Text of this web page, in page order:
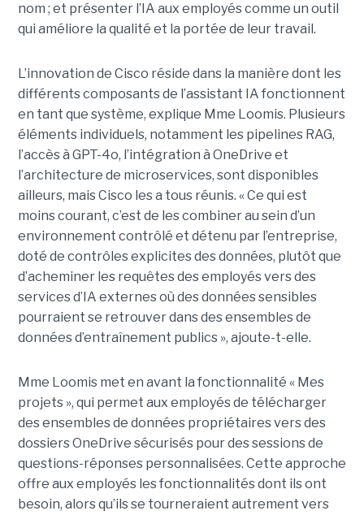
nom ; et présenter l’IA aux employés comme un outil
qui améliore la qualité et la portée de leur travail.
L’innovation de Cisco réside dans la manière dont les
différents composants de l’assistant IA fonctionnent
en tant que système, explique Mme Loomis. Plusieurs
éléments individuels, notamment les pipelines RAG,
l’accès à GPT-4o, l’intégration à OneDrive et
l’architecture de microservices, sont disponibles
ailleurs, mais Cisco les a tous réunis. « Ce qui est
moins courant, c’est de les combiner au sein d’un
environnement contrôlé et détenu par l’entreprise,
doté de contrôles explicites des données, plutôt que
d’acheminer les requêtes des employés vers des
services d’IA externes où des données sensibles
pourraient se retrouver dans des ensembles de
données d’entraînement publics », ajoute-t-elle.
Mme Loomis met en avant la fonctionnalité « Mes
projets », qui permet aux employés de télécharger
des ensembles de données propriétaires vers des
dossiers OneDrive sécurisés pour des sessions de
questions-réponses personnalisées. Cette approche
offre aux employés les fonctionnalités dont ils ont
besoin, alors qu’ils se tourneraient autrement vers